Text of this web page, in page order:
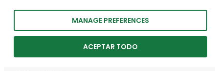
MANAGE PREFERENCES
ACEPTAR TODO